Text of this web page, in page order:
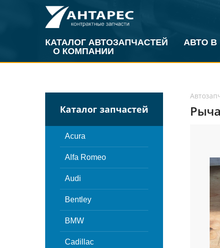
КАТАЛОГ АВТОЗАПЧАСТЕЙ
АВТО В
О КОМПАНИИ
Каталог запчастей
Acura
Alfa Romeo
Audi
Bentley
BMW
Cadillac